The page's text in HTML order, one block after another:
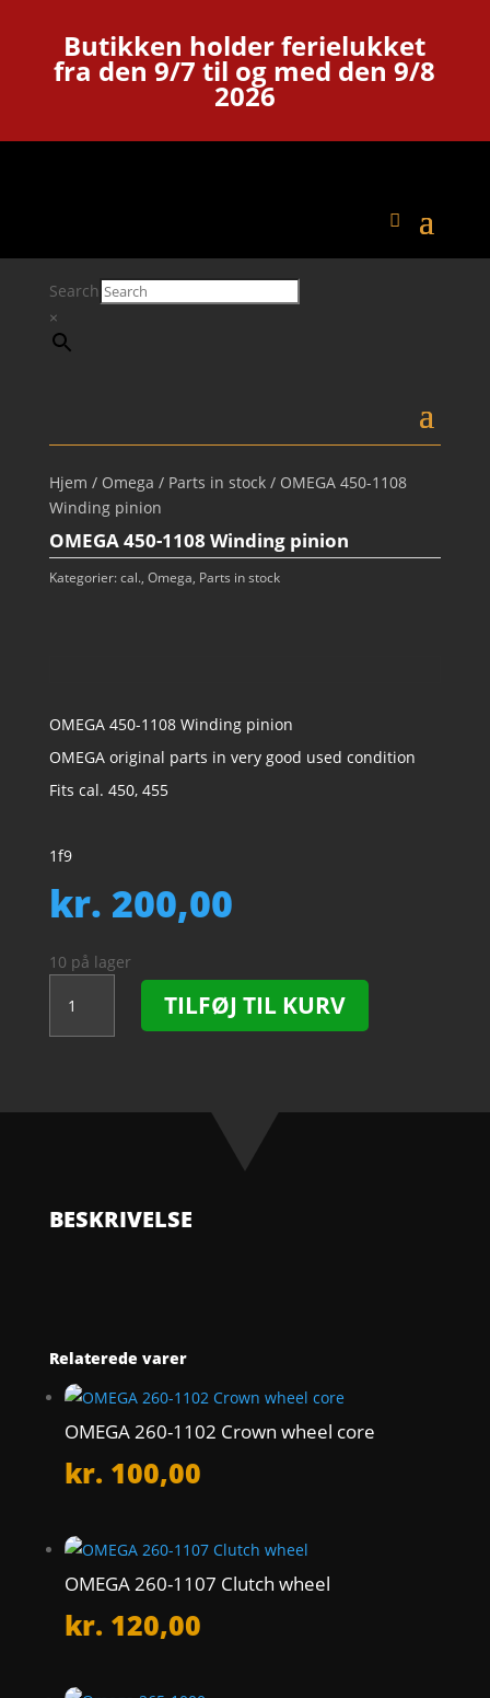
Butikken holder ferielukket
fra den 9/7 til og med den 9/8
2026
Search
×
Hjem / Omega / Parts in stock/ OMEGA 450-1108
Winding pinion
OMEGA 450-1108 Winding pinion
Kategorier:cal., Omega, Parts in stock
OMEGA 450-1108 Winding pinion
OMEGA original parts in very good used condition
Fits cal. 450, 455
1f9
kr. 200,00
10 på lager
450-
1108
antal
TILFØJ TIL KURV
BESKRIVELSE
Relaterede varer
OMEGA 260-1102 Crown wheel core
kr. 100,00
OMEGA 260-1107 Clutch wheel
kr. 120,00